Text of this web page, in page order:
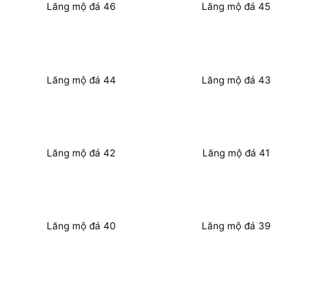
Lăng mộ đá 46 Lăng mộ đá 45
Lăng mộ đá 44 Lăng mộ đá 43
Lăng mộ đá 42 Lăng mộ đá 41
Lăng mộ đá 40 Lăng mộ đá 39